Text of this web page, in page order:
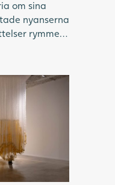
om sina
nyanserna
rymmer
färger
och
målats och
i foajén.
1938,
bilden av en